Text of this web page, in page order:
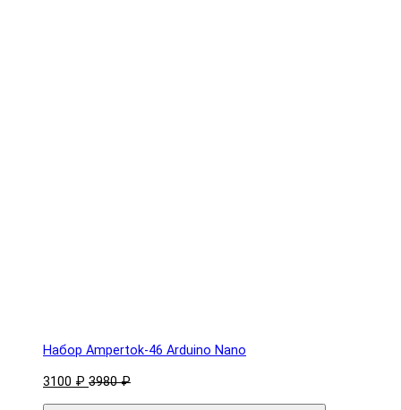
Набор Ampertok-46 Arduino Nano
3100 ₽ 3980 ₽